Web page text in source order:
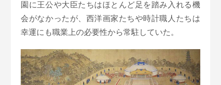
園に王公や大臣たちはほとんど足を踏み入れる機
会がなかったが、西洋画家たちや時計職人たちは
幸運にも職業上の必要性から常駐していた。